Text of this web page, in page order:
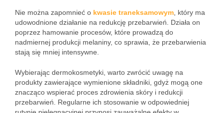
Nie można zapomnieć o kwasie traneksamowym , który ma
udowodnione działanie na redukcję przebarwień. Działa on
poprzez hamowanie procesów, które prowadzą do
nadmiernej produkcji melaniny, co sprawia, że przebarwienia
stają się mniej intensywne.
Wybierając dermokosmetyki, warto zwrócić uwagę na
produkty zawierające wymienione składniki, gdyż mogą one
znacząco wspierać proces zdrowienia skóry i redukcji
przebarwień. Regularne ich stosowanie w odpowiedniej